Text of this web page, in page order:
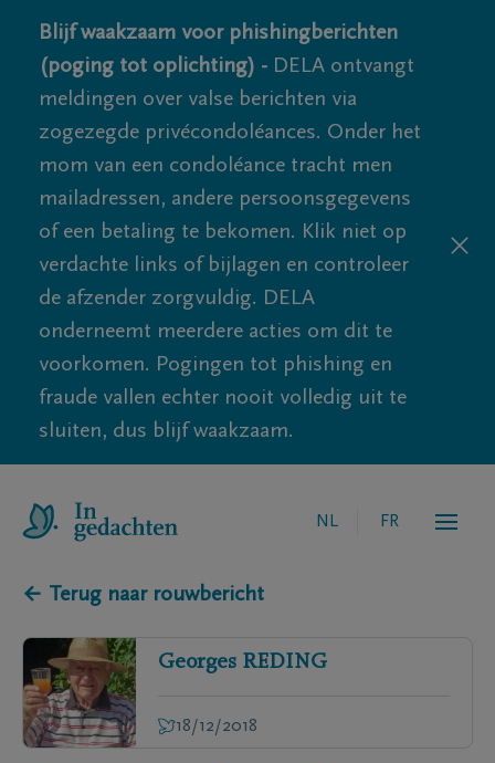
Blijf waakzaam voor phishingberichten
(poging tot oplichting) - DELA ontvangt
meldingen over valse berichten via
zogezegde privécondoléances. Onder het
mom van een condoléance tracht men
mailadressen, andere persoonsgegevens
of een betaling te bekomen. Klik niet op
verdachte links of bijlagen en controleer
de afzender zorgvuldig. DELA
onderneemt meerdere acties om dit te
voorkomen. Pogingen tot phishing en
fraude vallen echter nooit volledig uit te
sluiten, dus blijf waakzaam.
NL FR
← Terug naar rouwbericht
Georges REDING
18/12/2018